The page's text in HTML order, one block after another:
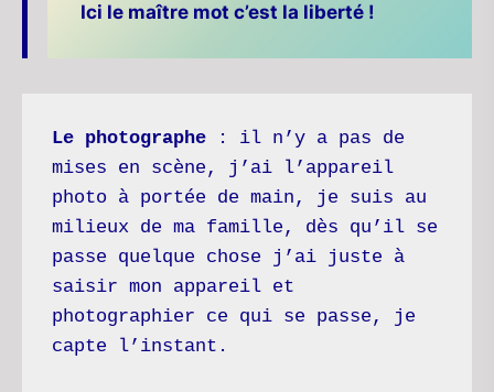
Ici le maître mot c’est la liberté !
Le photographe : il n’y a pas de
mises en scène, j’ai l’appareil
photo à portée de main, je suis au
milieux de ma famille, dès qu’il se
passe quelque chose j’ai juste à
saisir mon appareil et
photographier ce qui se passe, je
capte l’instant.